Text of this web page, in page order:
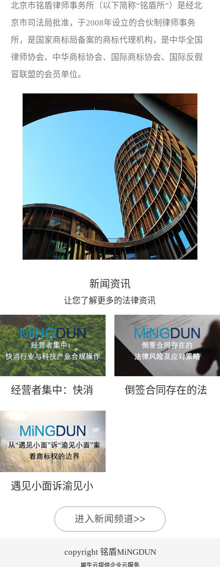
北京市铭盾律师事务所（以下简称“铭盾所”）是经北
京市司法局批准，于2008年设立的合伙制律师事务
所，是国家商标局备案的商标代理机构，是中华全国
律师协会、中华商标协会、国际商标协会、国际反假
冒联盟的会员单位。
新闻资讯
让您了解更多的法律资讯
经营者集中：快消
规操作
倒签合同存在的法
遇见小面诉渝见小
进入新闻频道>>
copyright 铭盾MiNGDUN
犀牛云提供企业云服务